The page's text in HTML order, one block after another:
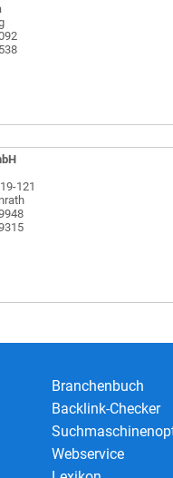
121
Branchenbuch
Backlink-Checker
Webservice